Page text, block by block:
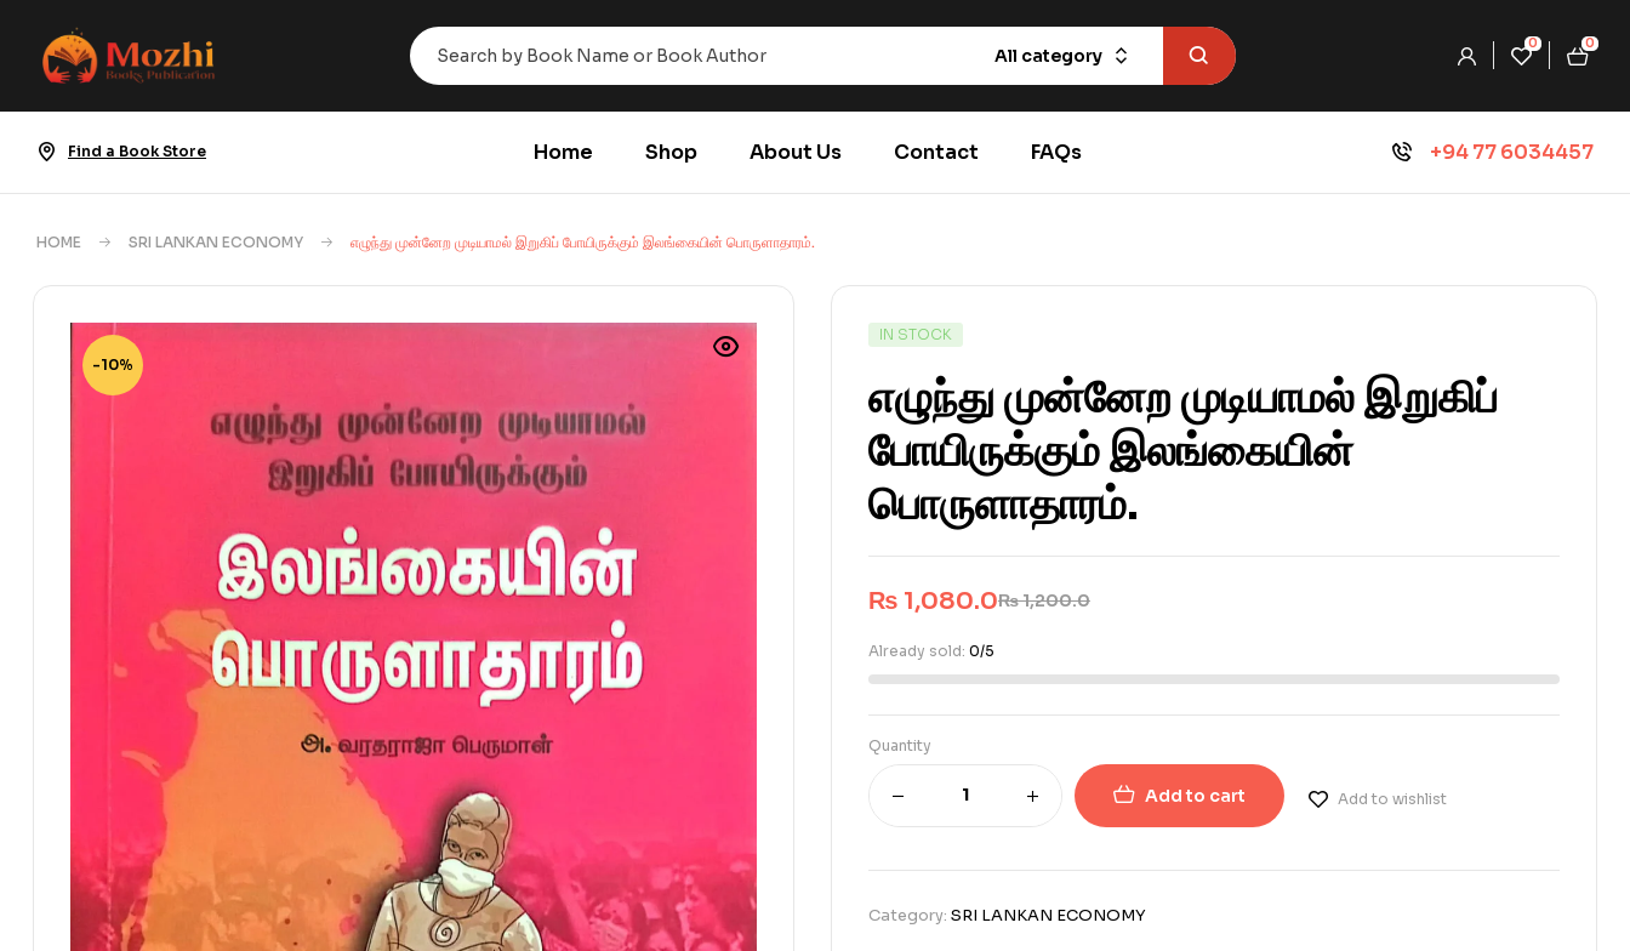
All category
0 0
Find a Book Store Home Shop About Us Contact FAQs +94 77 6034457
HOME SRI LANKAN ECONOMY எழுந்து முன்னேற முடியாமல் இறுகிப் போயிருக்கும் இலங்கையின் பொருளாதாரம்.
-10%
IN STOCK
எழுந்து முன்னேற முடியாமல் இறுகிப்
போயிருக்கும் இலங்கையின்
பொருளாதாரம்.
₨1,200.0
₨ 1,080.0
Already sold: 0/5
Quantity
Add to cart Add to wishlist
Category: SRI LANKAN ECONOMY